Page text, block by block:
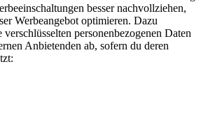
besser nachvollziehen,
Werbeangebot optimieren. Dazu
personenbezogenen Daten
Anbietenden ab, sofern du deren